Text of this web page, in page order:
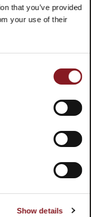
that you’ve provided
your use of their
Show details
Store